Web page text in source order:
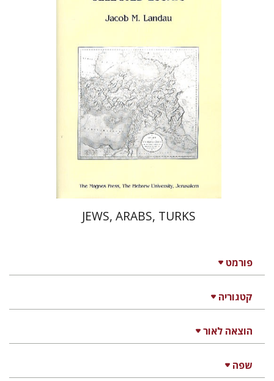
פורמט
קטגוריה
הוצאה לאור
שפה
הנחת אתר ספר מודפס
$62
$56
JEWS, ARABS, TURKS